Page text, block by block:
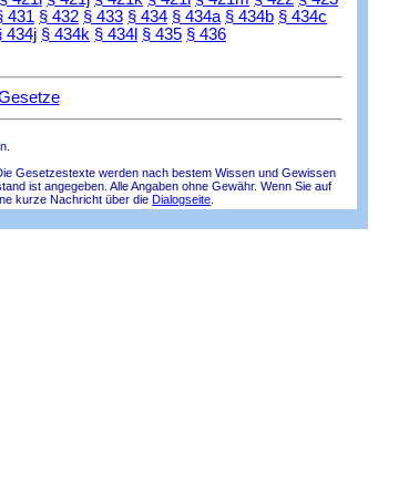
431 § 432 § 433 § 434 § 434a § 434b § 434c
434j § 434k § 434l § 435 § 436
Gesetzestexte werden nach bestem Wissen und Gewissen
ist angegeben. Alle Angaben ohne Gewähr. Wenn Sie auf
kurze Nachricht über die Dialogseite